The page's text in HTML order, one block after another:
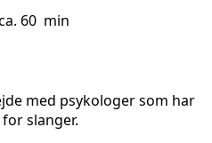
60 min
med psykologer som har
slanger.